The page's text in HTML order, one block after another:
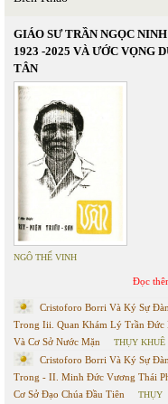
GIÁO SƯ TRẦN NGỌC NINH
1923 -2025 VÀ ƯỚC VỌNG
TÂN
NGÔ THẾ VINH
Đọc
Cristoforo Borri Và Ký Sự
Trong Iii. Quan Khám Lý Trần Đức
Và Cơ Sở Nước Mặn
THỤY KHUÊ
Cristoforo Borri Và Ký Sự
Trong - II. Minh Đức Vương Thái
Cơ Sở Đạo Chúa Đầu Tiên
THỤY